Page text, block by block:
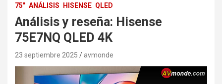
75" ANÁLISIS HISENSE QLED
Análisis y reseña: Hisense
75E7NQ QLED 4K
23 septiembre 2025 avmonde